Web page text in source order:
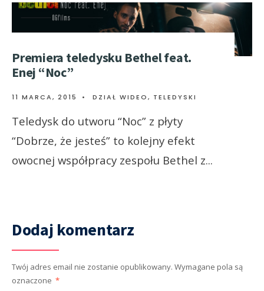
Premiera teledysku Bethel feat.
Enej “Noc”
11 MARCA, 2015 • DZIAŁ WIDEO, TELEDYSKI
Teledysk do utworu “Noc” z płyty
“Dobrze, że jesteś” to kolejny efekt
owocnej współpracy zespołu Bethel z...
Dodaj komentarz
Twój adres email nie zostanie opublikowany. Wymagane pola są
oznaczone *